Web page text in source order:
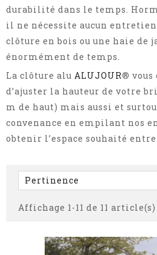
durabilité dans le temps.
il ne nécessite aucun entretien
clôture en bois ou une haie de
énormément de temps.
La clôture alu ALUJOUR®
d’ajuster la hauteur de votre
m de haut) mais aussi et
convenance en empilant nos
obtenir l’espace souhaité
Pertinence
Affichage 1-11 de 11 article(s)